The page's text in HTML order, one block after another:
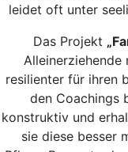
leidet oft unter
Das Projekt
resilienter für ihren
den Coachings
konstruktiv und
sie diese besser